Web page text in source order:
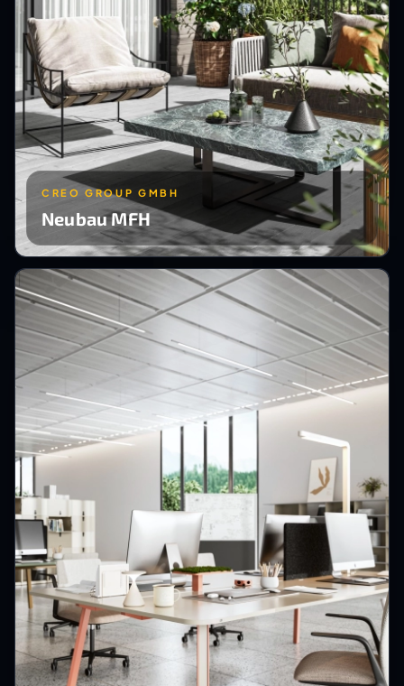
CREO GROUP GMBH
Neubau MFH